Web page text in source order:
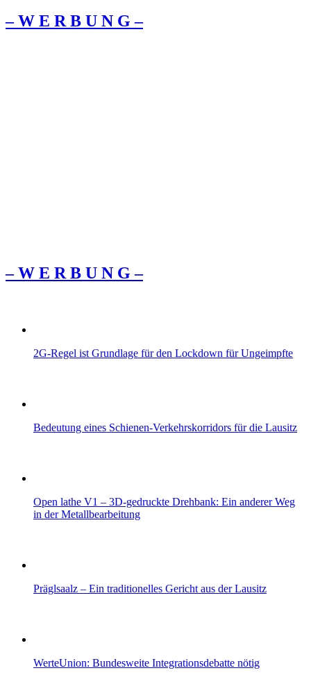
– W Ε R Β U Ν G –
– W Ε R Β U Ν G –
2G-Regel ist Grundlage für den Lockdown für Ungeimpfte
Bedeutung eines Schienen-Verkehrskorridors für die Lausitz
Open lathe V1 – 3D-gedruckte Drehbank: Ein anderer Weg
in der Metallbearbeitung
Präglsaalz – Ein traditionelles Gericht aus der Lausitz
WerteUnion: Bundesweite Integrationsdebatte nötig